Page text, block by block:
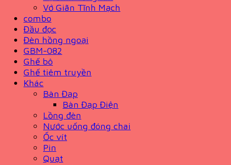
Vớ Giãn Tĩnh Mạch
combo
Đầu đọc
Đèn hồng ngoại
GBM-082
Ghế bô
Ghế tiêm truyền
Khác
Bàn Đạp
Bàn Đạp Điện
Lồng đèn
Nước uống đóng chai
Ốc vít
Pin
Quạt